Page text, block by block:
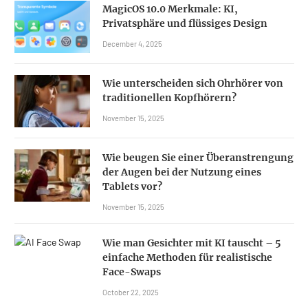
MagicOS 10.0 Merkmale: KI,
Privatsphäre und flüssiges Design
December 4, 2025
Wie unterscheiden sich Ohrhörer von
traditionellen Kopfhörern?
November 15, 2025
Wie beugen Sie einer Überanstrengung
der Augen bei der Nutzung eines
Tablets vor?
November 15, 2025
Wie man Gesichter mit KI tauscht – 5
einfache Methoden für realistische
Face-Swaps
October 22, 2025